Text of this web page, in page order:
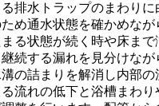
排水トラップのまわり
め通水状態を確かめな
る状態が続く時や床ま
続する漏れを見分けなが
の詰まりを解消し内部
流れの低下と浴槽まわ